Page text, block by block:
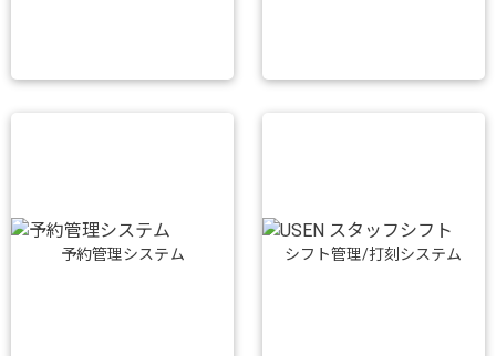
予約管理システム シフト管理/打刻システム